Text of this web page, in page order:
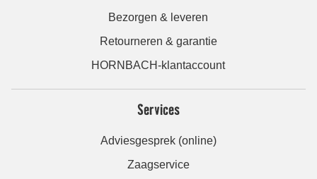
Bezorgen & leveren
Retourneren & garantie
HORNBACH-klantaccount
Services
Adviesgesprek (online)
Zaagservice